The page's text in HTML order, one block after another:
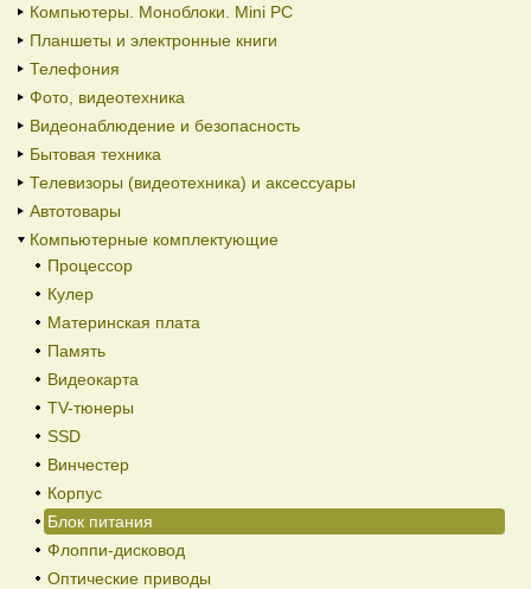
Компьютеры. Моноблоки. Mini PC
Планшеты и электронные книги
Телефония
Фото, видеотехника
Видеонаблюдение и безопасность
Бытовая техника
Телевизоры (видеотехника) и аксессуары
Автотовары
Компьютерные комплектующие
Процессор
Кулер
Материнская плата
Память
Видеокарта
TV-тюнеры
SSD
Винчестер
Корпус
Блок питания
Флоппи-дисковод
Оптические приводы